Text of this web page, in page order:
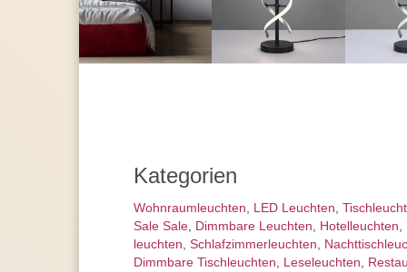
Kategorien
Wohnraum­leuchten, LED Leuchten,
Sale Sale, Dimmbare Leuchten, Hotelleuchten,
leuchten, Schlafzimmer­leuchten,
Dimmbare Tischleuchten, Leseleuchten,